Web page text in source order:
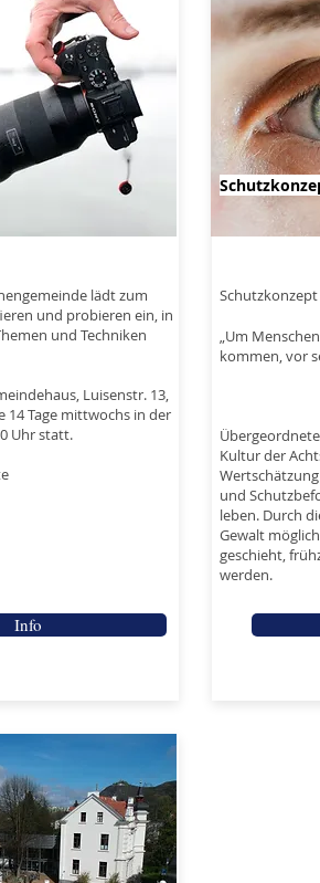
lädt zum
und probieren ein, in
und Techniken
Luisenstr. 13,
14 Tage mittwochs in der
Uhr statt.
Info
„Um
kommen, vor
Kultur der
und
leben. Durch
Gewalt
geschieht,
werden.